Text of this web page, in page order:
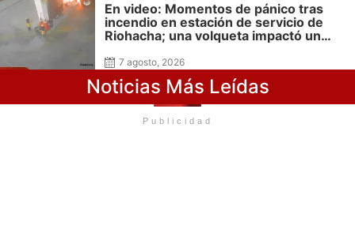
En video: Momentos de pánico tras
incendio en estación de servicio de
Riohacha; una volqueta impactó un
reversa
7 agosto, 2026
Noticias Más Leídas
Publicidad